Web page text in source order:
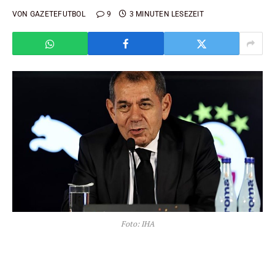
VON GAZETEFUTBOL 9 3 MINUTEN LESEZEIT
Foto: IHA